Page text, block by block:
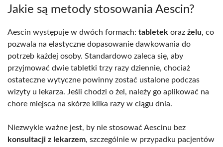
Jakie są metody stosowania Aescin?
Aescin występuje w dwóch formach: tabletek oraz żelu, co
pozwala na elastyczne dopasowanie dawkowania do
potrzeb każdej osoby. Standardowo zaleca się, aby
przyjmować dwie tabletki trzy razy dziennie, chociaż
ostateczne wytyczne powinny zostać ustalone podczas
wizyty u lekarza. Jeśli chodzi o żel, należy go aplikować na
chore miejsca na skórze kilka razy w ciągu dnia.
Niezwykle ważne jest, by nie stosować Aescinu bez
konsultacji z lekarzem, szczególnie w przypadku pacjentów